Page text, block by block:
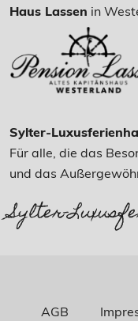
Haus Lassen in
Sylter-
Für alle, die das
und das
Sylter-
AGB